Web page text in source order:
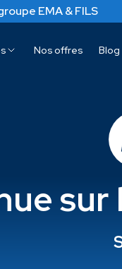
EMA & FILS
Nos offres Blog